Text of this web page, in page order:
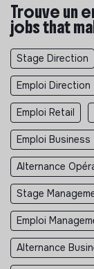
Trouve un
jobs that
Stage Direction
Emploi Direction
Emploi Retail
Emploi Business
Alternance
Stage
Emploi
Alternance